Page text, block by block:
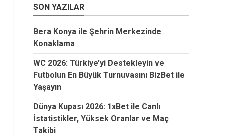
SON YAZILAR
Bera Konya ile Şehrin Merkezinde
Konaklama
WC 2026: Türkiye’yi Destekleyin ve
Futbolun En Büyük Turnuvasını BizBet ile
Yaşayın
Dünya Kupası 2026: 1xBet ile Canlı
İstatistikler, Yüksek Oranlar ve Maç
Takibi